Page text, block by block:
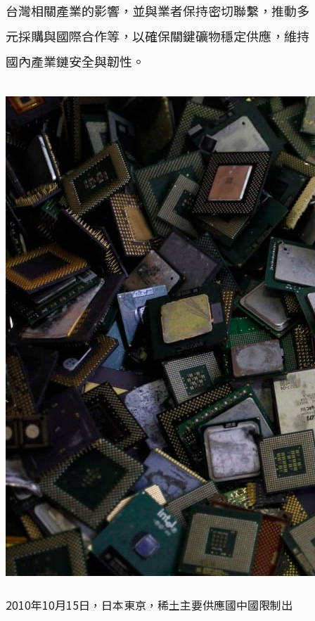
台灣相關產業的影響，並與業者保持密切聯繫，推動多
元採購與國際合作等，以確保關鍵礦物穩定供應，維持
國內產業鏈安全與韌性。
2010年10月15日，日本東京，稀土主要供應國中國限制出